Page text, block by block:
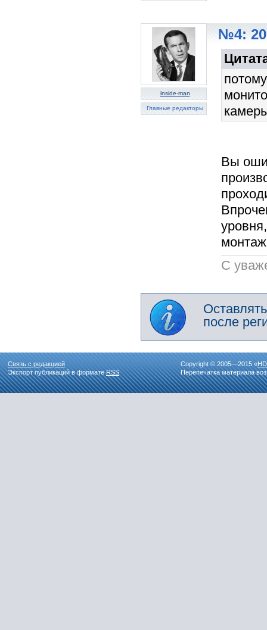
inside-man
Главные редакторы
№4: 20
Вы
C
после
Связь с редакцией
Экспорт публикаций в форматеRSS
Copyright © 2005—2015 «
Перепечатка материала